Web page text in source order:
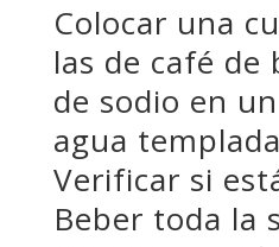
Colocar una
las de café de
de sodio en
agua
Verificar si
Beber toda la